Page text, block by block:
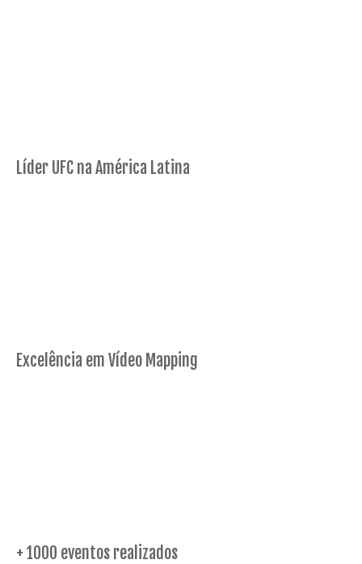
Líder UFC na América Latina
Excelência em Vídeo Mapping
+ 1000 eventos realizados